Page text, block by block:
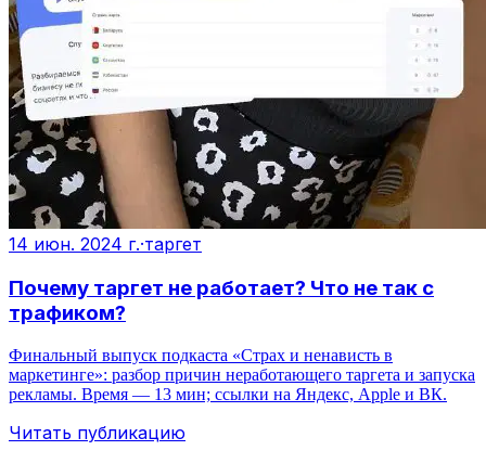
14 июн. 2024 г.·таргет
Почему таргет не работает? Что не так с
трафиком?
Финальный выпуск подкаста «Страх и ненависть в
маркетинге»: разбор причин неработающего таргета и запуска
рекламы. Время — 13 мин; ссылки на Яндекс, Apple и ВК.
Читать публикацию